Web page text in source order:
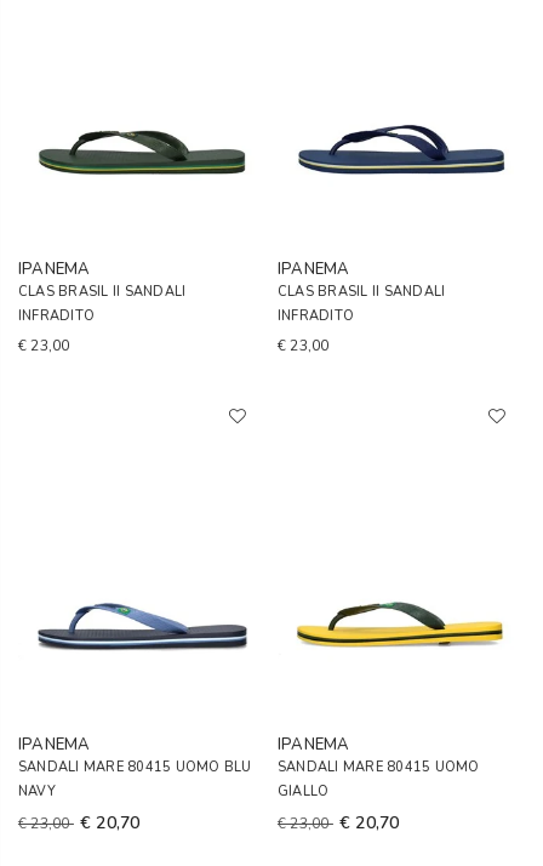
IPANEMA
CLAS BRASIL II SANDALI
INFRADITO
€ 23,00
IPANEMA
CLAS BRASIL II SANDALI
INFRADITO
€ 23,00
IPANEMA
SANDALI MARE 80415 UOMO BLU
NAVY
€ 23,00 € 20,70
IPANEMA
SANDALI MARE 80415 UOMO
GIALLO
€ 23,00 € 20,70